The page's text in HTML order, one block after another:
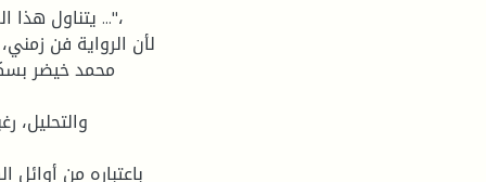
يتناول هذا
لأن الرواية فن
محمد خيضر
باعتباره من أوائل